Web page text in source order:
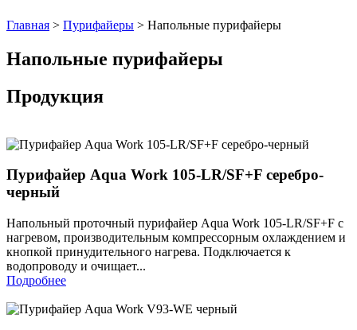
Главная > Пурифайеры > Напольные пурифайеры
Напольные пурифайеры
Продукция
Пурифайер Aqua Work 105-LR/SF+F серебро-
черный
Напольный проточный пурифайер Aqua Work 105-LR/SF+F с
нагревом, производительным компрессорным охлаждением и
кнопкой принудительного нагрева. Подключается к
водопроводу и очищает...
Подробнее